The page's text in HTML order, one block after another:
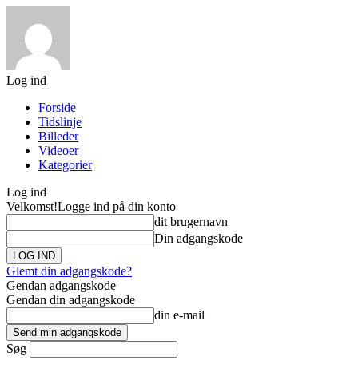
Log ind
Forside
Tidslinje
Billeder
Videoer
Kategorier
Log ind
Velkomst!Logge ind på din konto
dit brugernavn
Din adgangskode
Glemt din adgangskode?
Gendan adgangskode
Gendan din adgangskode
din e-mail
Søg